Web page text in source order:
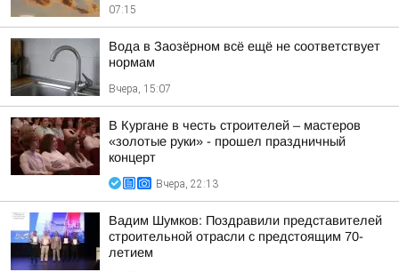
07:15
Вода в Заозёрном всё ещё не соответствует
нормам
Вчера, 15:07
В Кургане в честь строителей – мастеров
«золотые руки» - прошел праздничный
концерт
Вчера, 22:13
Вадим Шумков: Поздравили представителей
строительной отрасли с предстоящим 70-
летием